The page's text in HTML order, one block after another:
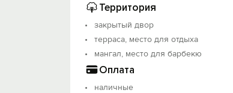
Территория
закрытый двор
терраса, место для отдыха
мангал, место для барбекю
Оплата
наличные